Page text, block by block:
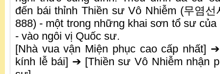
đến bái thỉnh Thiền sư Vô Nhiễm (무염
888) - một trong những khai sơn tổ sư
- vào ngôi vị Quốc sư.
[Nhà vua vận Miện phục cao cấp nhất]
kính lễ bái] ➔ [Thiền sư Vô Nhiễm nhận